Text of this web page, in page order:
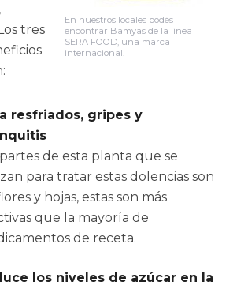
En nuestros locales podés
encontrar Bamyas de la línea
SERA FOOD, una marca
internacional.
tres
resfriados, gripes y
partes de esta planta que se
para tratar estas dolencias son
y hojas, estas son más
que la mayoría de
de receta.
los niveles de azúcar en la